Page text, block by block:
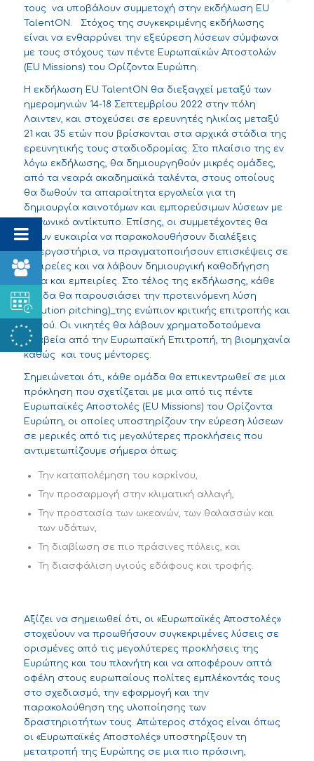
τους να υποβάλουν συμμετοχή στην εκδήλωση EU
TalentON. Στόχος της συγκεκριμένης εκδήλωσης
είναι να ενθαρρύνει την εξεύρεση λύσεων σύμφωνα
με τους στόχους των πέντε Ευρωπαϊκών Αποστολών
(EU Missions) του Ορίζοντα Ευρώπη.
H εκδήλωση EU TalentON θα διεξαγχεί μεταξύ των
ημερομηνιών 14-18 Σεπτεμβρίου 2022 στην πόλη
Λαιντεν, και στοχεύσει σε ερευνητές ηλικίας μεταξύ
21 και 35 ετών που βρίσκονται στα αρχικά στάδια της
ερευνητικής τους σταδιοδρομίας. Στο πλαίσιο της εν
λόγω εκδήλωσης, θα δημιουργηθούν μικρές ομάδες,
από τα νεαρά ακαδημαϊκά ταλέντα, στους οποίους
θα δωθούν τα απαραίτητα εργαλεία για τη
δημιουργία καινοτόμων και εμπορεύσιμων λύσεων με
κοινωνικό αντίκτυπο. Επίσης, οι συμμετέχοντες θα
έχουν ευκαιρία να παρακολουθήσουν διαλέξεις
καιεργαστήρια, να πραγματοποιήσουν επισκέψεις σε
εταιρείες και να λάβουν δημιουργική καθοδήγηση
αλλα και εμπειρίες. Στο τέλος της εκδήλωσης, κάθε
ομάδα θα παρουσιάσει την προτεινόμενη λύση
(solution pitching)_της ενώπιον κριτικής επιτροπής και
κοινού. Οι νικητές θα λάβουν χρηματοδοτούμενα
βραβεία από την Ευρωπαϊκή Επιτροπή, τη βιομηχανία
καθώς και τους μέντορες.
Σημειώνεται ότι, κάθε ομάδα θα επικεντρωθεί σε μια
πρόκληση που σχετίζεται με μια από τις πέντε
Ευρωπαϊκές Αποστολές (EU Missions) του Ορίζοντα
Ευρώπη, οι οποίες υποστηρίζουν την εύρεση λύσεων
σε μερικές από τις μεγαλύτερες προκλήσεις που
αντιμετωπίζουμε σήμερα όπως:
Την καταπολέμηση του καρκίνου,
Την προσαρμογή στην κλιματική αλλαγή,
Την προστασία των ωκεανών, των θαλασσών και
των υδάτων,
Τη διαβίωση σε πιο πράσινες πόλεις, και
Τη διασφάλιση υγιούς εδάφους και τροφής.
Αξίζει να σημειωθεί ότι, οι «Ευρωπαϊκές Αποστολές»
στοχεύουν να προωθήσουν συγκεκριμένες λύσεις σε
ορισμένες από τις μεγαλύτερες προκλήσεις της
Ευρώπης και του πλανήτη και να αποφέρουν απτά
οφέλη στους ευρωπαίους πολίτες εμπλέκοντάς τους
στο σχεδιασμό, την εφαρμογή και την
παρακολούθηση της υλοποίησης των
δραστηριοτήτων τους. Απώτερος στόχος είναι όπως
οι «Ευρωπαϊκές Αποστολές» υποστηρίξουν τη
μετατροπή της Ευρώπης σε μια πιο πράσινη,